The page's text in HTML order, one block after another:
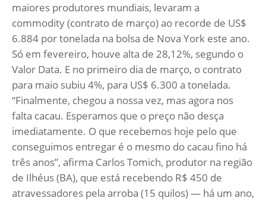
maiores produtores mundiais, levaram a
commodity (contrato de março) ao recorde de US$
6.884 por tonelada na bolsa de Nova York este ano.
Só em fevereiro, houve alta de 28,12%, segundo o
Valor Data. E no primeiro dia de março, o contrato
para maio subiu 4%, para US$ 6.300 a tonelada.
“Finalmente, chegou a nossa vez, mas agora nos
falta cacau. Esperamos que o preço não desça
imediatamente. O que recebemos hoje pelo que
conseguimos entregar é o mesmo do cacau fino há
três anos”, afirma Carlos Tomich, produtor na região
de Ilhéus (BA), que está recebendo R$ 450 de
atravessadores pela arroba (15 quilos) — há um ano,